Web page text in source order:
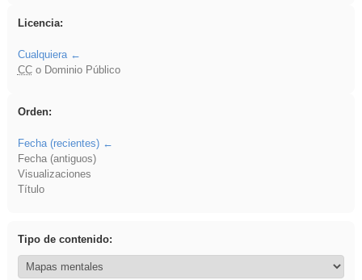
Licencia:
Cualquiera
CCo Dominio Público
Orden:
Fecha (recientes)
Fecha (antiguos)
Visualizaciones
Título
Tipo de contenido: